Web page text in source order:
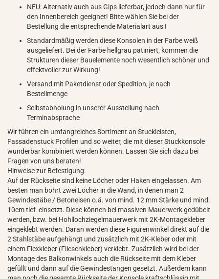
NEU: Alternativ auch aus Gips lieferbar, jedoch dann nur für
den Innenbereich geeignet! Bitte wählen Sie bei der
Bestellung die entsprechende Materialart aus !
Standardmäßig werden diese Konsolen in der Farbe weiß
ausgeliefert. Bei der Farbe hellgrau patiniert, kommen die
Strukturen dieser Bauelemente noch wesentlich schöner und
effektvoller zur Wirkung!
Versand mit Paketdienst oder Spedition, je nach
Bestellmenge
Selbstabholung in unserer Ausstellung nach
Terminabsprache
Wir führen ein umfangreiches Sortiment an Stuckleisten,
Fassadenstuck Profilen und so weiter, die mit dieser Stuckkonsole
wunderbar kombiniert werden können. Lassen Sie sich dazu bei
Fragen von uns beraten!
Hinweise zur Befestigung:
Auf der Rückseite sind keine Löcher oder Haken eingelassen. Am
besten man bohrt zwei Löcher in die Wand, in denen man 2
Gewindestäbe / Betoneisen o.ä. von mind. 12 mm Stärke und mind.
10cm tief einsetzt. Diese können bei massiven Mauerwerk gedübelt
werden, bzw. bei Hohllochziegelmauerwerk mit 2K-Montagekleber
eingeklebt werden. Daran werden diese Figurenwinkel direkt auf die
2 Stahlstäbe aufgehängt und zusätzlich mit 2K-Kleber oder mit
einem Flexkleber (Fliesenkleber) verklebt. Zusätzlich wird bei der
Montage des Balkonwinkels auch die Rückseite mit dem Kleber
gefüllt und dann auf die Gewindestangen gesetzt. Außerdem kann